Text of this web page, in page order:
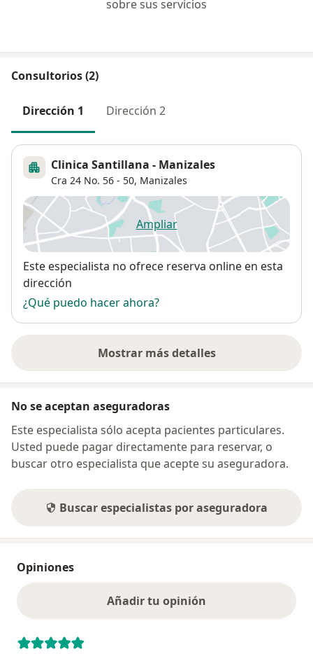
sobre sus servicios
Consultorios (2)
Dirección 1 Dirección 2
Clinica Santillana - Manizales
Cra 24 No. 56 - 50, Manizales
Ampliarse abre en una nueva
Disponibilidad
Este especialista no ofrece reserva online en esta
dirección
¿Qué puedo hacer ahora?
Mostrar más detalles
sobre la dirección
No se aceptan aseguradoras
Este especialista sólo acepta pacientes particulares.
Usted puede pagar directamente para reservar, o
buscar otro especialista que acepte su aseguradora.
Buscar especialistas por aseguradora
Opiniones
Añadir tu opinión